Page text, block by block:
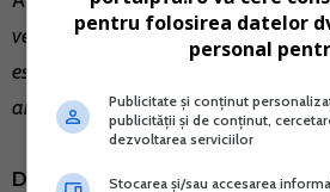
venitul realizat pe anul 2015 a fost
estimat, dvs aveti obligatia efectuarii
anul 2015.
De ce in Spatiul Privat Virtual nu
pentru folosirea datelor
personal
Publicitate și conținut
publicității și de conținut,
dezvoltarea serviciilor
Stocarea și/sau accesarea